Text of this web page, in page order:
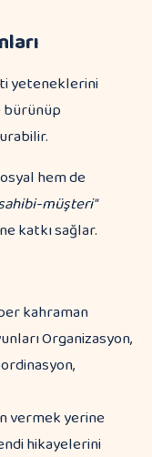
yeteneklerini
hem de
müşteri"
katkı sağlar.
kahraman
Organizasyon,
vermek yerine
hikayelerini